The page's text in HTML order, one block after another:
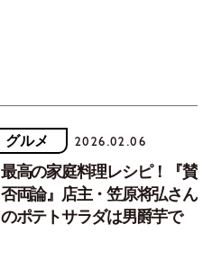
グルメ 2026.02.06
最高の家庭料理レシピ！『賛
否両論』店主・笠原将弘さん
のポテトサラダは男爵芋で